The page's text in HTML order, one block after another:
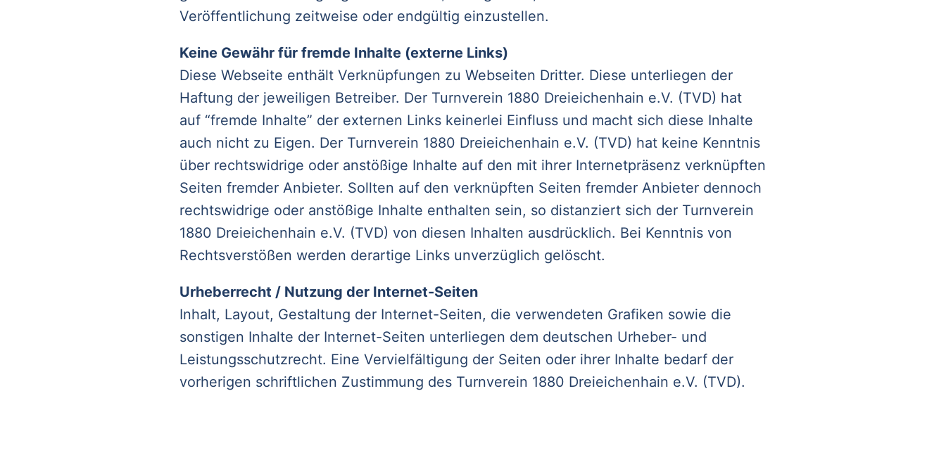
Veröffentlichung zeitweise oder endgültig einzustellen.
Keine Gewähr für fremde Inhalte (externe Links)
Diese Webseite enthält Verknüpfungen zu Webseiten Dritter. Diese unterliegen der
Haftung der jeweiligen Betreiber. Der Turnverein 1880 Dreieichenhain e.V. (TVD) hat
auf “fremde Inhalte” der externen Links keinerlei Einfluss und macht sich diese Inhalte
auch nicht zu Eigen. Der Turnverein 1880 Dreieichenhain e.V. (TVD) hat keine Kenntnis
über rechtswidrige oder anstößige Inhalte auf den mit ihrer Internetpräsenz verknüpften
Seiten fremder Anbieter. Sollten auf den verknüpften Seiten fremder Anbieter dennoch
rechtswidrige oder anstößige Inhalte enthalten sein, so distanziert sich der Turnverein
1880 Dreieichenhain e.V. (TVD) von diesen Inhalten ausdrücklich. Bei Kenntnis von
Rechtsverstößen werden derartige Links unverzüglich gelöscht.
Urheberrecht / Nutzung der Internet-Seiten
Inhalt, Layout, Gestaltung der Internet-Seiten, die verwendeten Grafiken sowie die
sonstigen Inhalte der Internet-Seiten unterliegen dem deutschen Urheber- und
Leistungsschutzrecht. Eine Vervielfältigung der Seiten oder ihrer Inhalte bedarf der
vorherigen schriftlichen Zustimmung des Turnverein 1880 Dreieichenhain e.V. (TVD).